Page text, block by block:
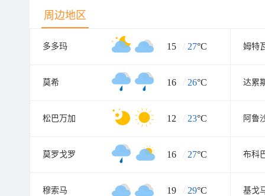
周边地区
多多玛 15 / 27°C 姆特
莫希 16 / 26°C 达累
松巴万加 12 / 23°C 阿鲁
莫罗戈罗 16 / 27°C 布科
穆索马 19 / 29°C 基戈